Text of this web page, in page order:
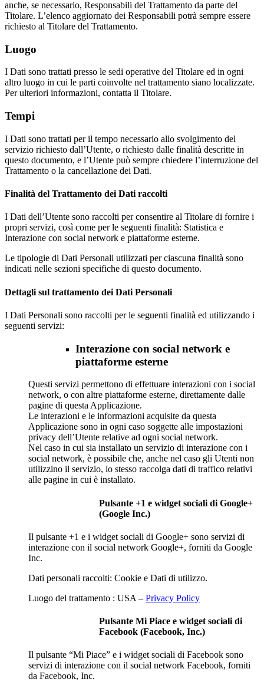
anche, se necessario, Responsabili del Trattamento da parte del
Titolare. L’elenco aggiornato dei Responsabili potrà sempre essere
richiesto al Titolare del Trattamento.
Luogo
I Dati sono trattati presso le sedi operative del Titolare ed in ogni
altro luogo in cui le parti coinvolte nel trattamento siano localizzate.
Per ulteriori informazioni, contatta il Titolare.
Tempi
I Dati sono trattati per il tempo necessario allo svolgimento del
servizio richiesto dall’Utente, o richiesto dalle finalità descritte in
questo documento, e l’Utente può sempre chiedere l’interruzione del
Trattamento o la cancellazione dei Dati.
Finalità del Trattamento dei Dati raccolti
I Dati dell’Utente sono raccolti per consentire al Titolare di fornire i
propri servizi, così come per le seguenti finalità: Statistica e
Interazione con social network e piattaforme esterne.
Le tipologie di Dati Personali utilizzati per ciascuna finalità sono
indicati nelle sezioni specifiche di questo documento.
Dettagli sul trattamento dei Dati Personali
I Dati Personali sono raccolti per le seguenti finalità ed utilizzando i
seguenti servizi:
Interazione con social network e
piattaforme esterne
Questi servizi permettono di effettuare interazioni con i social
network, o con altre piattaforme esterne, direttamente dalle
pagine di questa Applicazione.
Le interazioni e le informazioni acquisite da questa
Applicazione sono in ogni caso soggette alle impostazioni
privacy dell’Utente relative ad ogni social network.
Nel caso in cui sia installato un servizio di interazione con i
social network, è possibile che, anche nel caso gli Utenti non
utilizzino il servizio, lo stesso raccolga dati di traffico relativi
alle pagine in cui è installato.
Pulsante +1 e widget sociali di Google+
(Google Inc.)
Il pulsante +1 e i widget sociali di Google+ sono servizi di
interazione con il social network Google+, forniti da Google
Inc.
Dati personali raccolti: Cookie e Dati di utilizzo.
Luogo del trattamento : USA – Privacy Policy
Pulsante Mi Piace e widget sociali di
Facebook (Facebook, Inc.)
Il pulsante “Mi Piace” e i widget sociali di Facebook sono
servizi di interazione con il social network Facebook, forniti
da Facebook, Inc.